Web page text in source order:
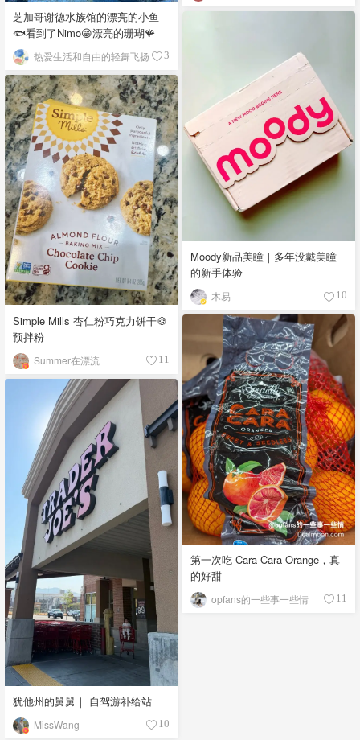
芝加哥谢德水族馆的漂亮的小鱼
🐟看到了Nimo😁漂亮的珊瑚🪸
热爱生活和自由的轻舞飞扬 3
Moody新品美瞳｜多年没戴美瞳
的新手体验
木易 10
Simple Mills 杏仁粉巧克力饼干🍪
预拌粉
Summer在漂流 11
第一次吃 Cara Cara Orange，真
的好甜
opfans的一些事一些情 11
犹他州的舅舅｜ 自驾游补给站
MissWang___ 10